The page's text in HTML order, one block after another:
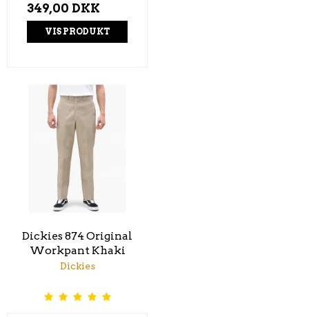
349,00 DKK
VIS PRODUKT
Dickies 874 Original
Workpant Khaki
Dickies